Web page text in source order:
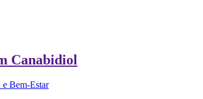
Canabidiol
Bem-Estar